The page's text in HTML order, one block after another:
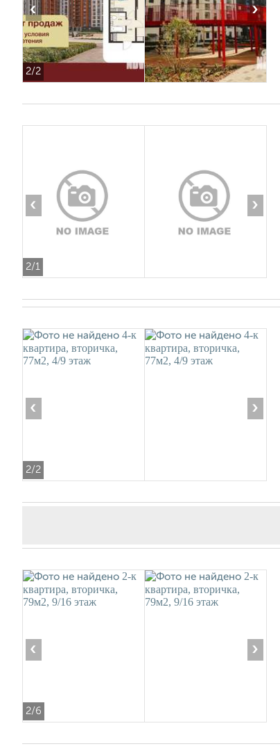
2/2
‹ ›
2/1
‹ ›
2/2
‹ ›
2/6
‹ ›